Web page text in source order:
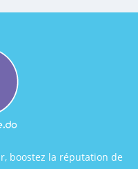
boostez la réputation de